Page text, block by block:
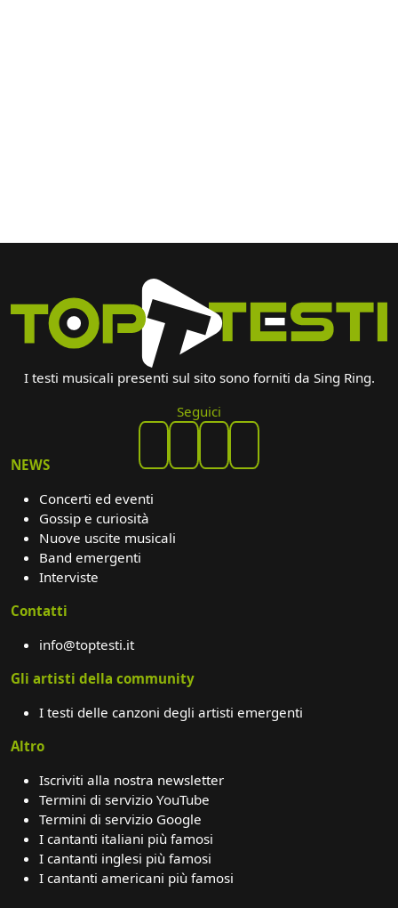
I testi musicali presenti sul sito sono forniti da Sing Ring.
Seguici
NEWS
Concerti ed eventi
Gossip e curiosità
Nuove uscite musicali
Band emergenti
Interviste
Contatti
info@toptesti.it
Gli artisti della community
I testi delle canzoni degli artisti emergenti
Altro
Iscriviti alla nostra newsletter
Termini di servizio YouTube
Termini di servizio Google
I cantanti italiani più famosi
I cantanti inglesi più famosi
I cantanti americani più famosi